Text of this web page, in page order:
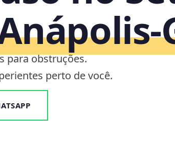
para obstruções.
perto de você.